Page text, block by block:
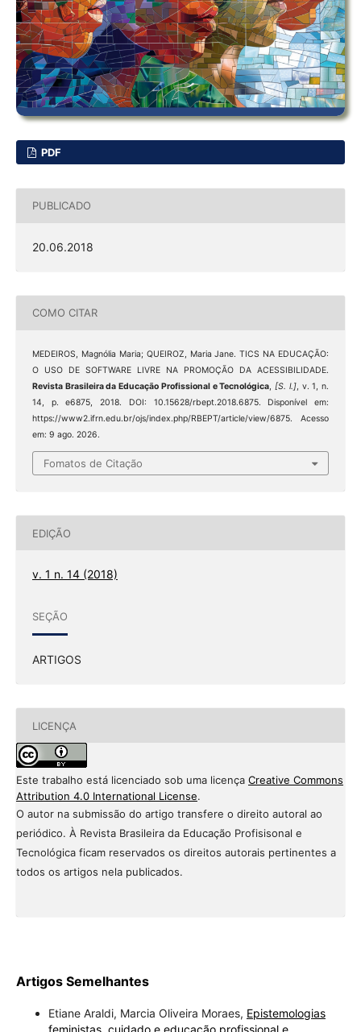
PDF
PUBLICADO
20.06.2018
COMO CITAR
MEDEIROS, Magnólia Maria; QUEIROZ, Maria Jane. TICS NA EDUCAÇÃO:
O USO DE SOFTWARE LIVRE NA PROMOÇÃO DA ACESSIBILIDADE.
Revista Brasileira da Educação Profissional e Tecnológica,[S. l.], v. 1, n.
14, p. e6875, 2018. DOI: 10.15628/rbept.2018.6875. Disponível em:
https://www2.ifrn.edu.br/ojs/index.php/RBEPT/article/view/6875. Acesso
em: 9 ago. 2026.
Fomatos de Citação
EDIÇÃO
v. 1 n. 14 (2018)
SEÇÃO
ARTIGOS
LICENÇA
Este trabalho está licenciado sob uma licença Creative Commons
Attribution 4.0 International License.
O autor na submissão do artigo transfere o direito autoral ao
periódico. À Revista Brasileira da Educação Profisisonal e
Tecnológica ficam reservados os direitos autorais pertinentes a
todos os artigos nela publicados.
Artigos Semelhantes
Etiane Araldi, Marcia Oliveira Moraes, Epistemologias